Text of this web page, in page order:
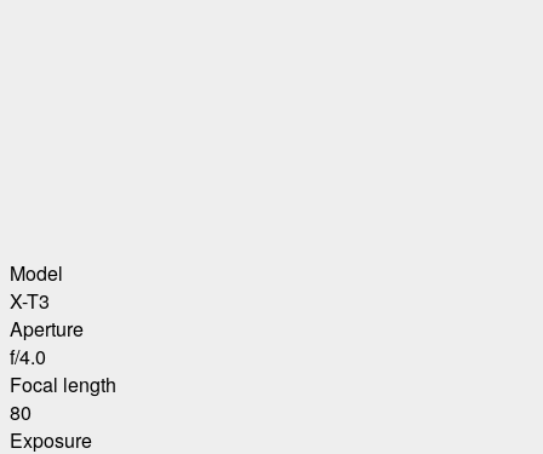
Model
X-T3
Aperture
f/4.0
Focal length
80
Exposure